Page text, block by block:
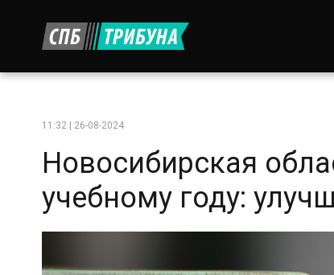
11:32 | 26-08-2024
Новосибирская
учебному году: